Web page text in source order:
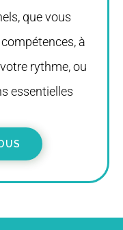
que vous
à
rythme, ou
essentielles